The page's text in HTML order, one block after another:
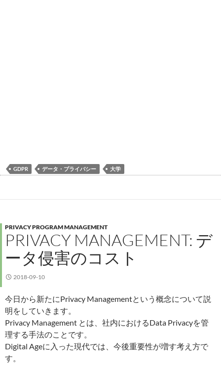
GDPR データ・プライバシー 大学
PRIVACY PROGRAM MANAGEMENT
PRIVACY MANAGEMENT: デ
ータ侵害のコスト
2018-09-10
今日から新たにPrivacy Managementという概念について説
明をしていきます。
Privacy Management とは、社内におけるData Privacyを管
理する手法のことです。
Digital Ageに入った現代では、今後重要性が増す考え方で
す。